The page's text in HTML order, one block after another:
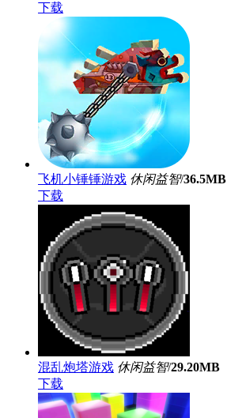
下载
飞机小锤锤游戏 休闲益智/36.5MB
下载
混乱炮塔游戏 休闲益智/29.20MB
下载